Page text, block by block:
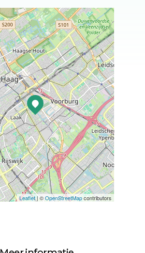
Leaflet| ©OpenStreetMapcontributors